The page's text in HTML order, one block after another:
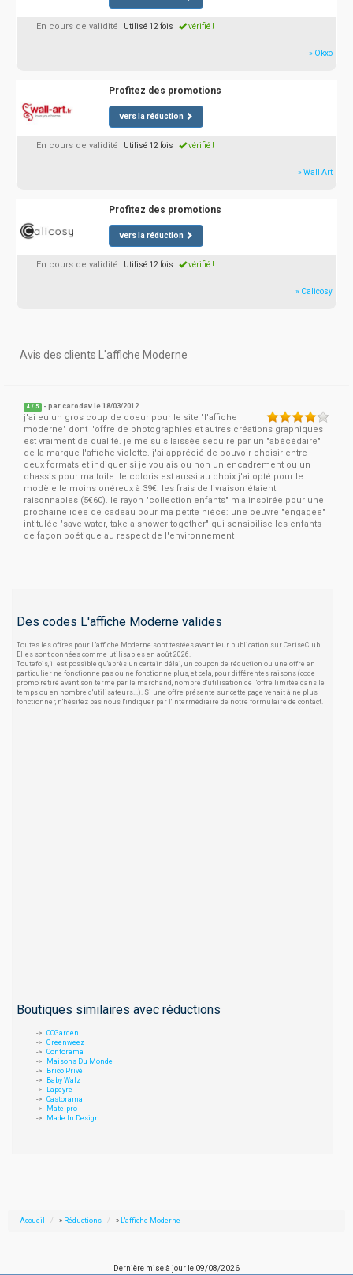
En cours de validité | Utilisé 12 fois vérifié !
» Okxo
Profitez des promotions
vers la réduction
En cours de validité | Utilisé 12 fois vérifié !
» Wall Art
Profitez des promotions
vers la réduction
En cours de validité | Utilisé 12 fois vérifié !
» Calicosy
Avis des clients L'affiche Moderne
4 / 5 - parcarodav le 18/03/2012
j'ai eu un gros coup de coeur pour le site "l'affiche
moderne" dont l'offre de photographies et autres créations graphiques
est vraiment de qualité. je me suis laissée séduire par un "abécédaire"
de la marque l'affiche violette. j'ai apprécié de pouvoir choisir entre
deux formats et indiquer si je voulais ou non un encadrement ou un
chassis pour ma toile. le coloris est aussi au choix j'ai opté pour le
modèle le moins onéreux à 39€. les frais de livraison étaient
raisonnables (5€60). le rayon "collection enfants" m'a inspirée pour une
prochaine idée de cadeau pour ma petite nièce: une oeuvre "engagée"
intitulée "save water, take a shower together" qui sensibilise les enfants
de façon poétique au respect de l'environnement
Des codes L'affiche Moderne valides
Toutes les offres pour L'affiche Moderne sont testées avant leur publication sur CeriseClub.
Elles sont données comme utilisables en août 2026.
Toutefois, il est possible qu'après un certain délai, un coupon de réduction ou une offre en
particulier ne fonctionne pas ou ne fonctionne plus, et cela, pour différentes raisons (code
promo retiré avant son terme par le marchand, nombre d'utilisation de l'offre limitée dans le
temps ou en nombre d'utilisateurs...). Si une offre présente sur cette page venait à ne plus
fonctionner, n'hésitez pas nous l'indiquer par l'intermédiaire de notre formulaire de contact.
Boutiques similaires avec réductions
OOGarden
Greenweez
Conforama
Maisons Du Monde
Brico Privé
Baby Walz
Lapeyre
Castorama
Matelpro
Made In Design
Accueil » Réductions » L'affiche Moderne
Dernière mise à jour le 09/08/2026